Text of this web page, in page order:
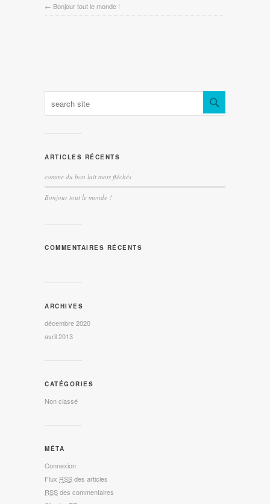
← Bonjour tout le monde !
ARTICLES RÉCENTS
comme du bon lait mots fléchés
Bonjour tout le monde !
COMMENTAIRES RÉCENTS
ARCHIVES
décembre 2020
avril 2013
CATÉGORIES
Non classé
MÉTA
Connexion
Flux RSSdes articles
RSSdes commentaires